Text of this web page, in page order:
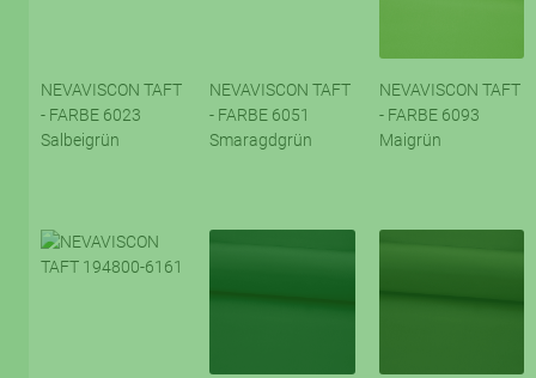
NEVAVISCON TAFT
- FARBE 6023
Salbeigrün
NEVAVISCON TAFT
- FARBE 6051
Smaragdgrün
NEVAVISCON TAFT
- FARBE 6093
Maigrün